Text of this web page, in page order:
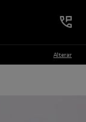
Alterar